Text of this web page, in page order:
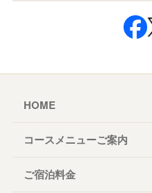
HOME
コースメニューご案内
ご宿泊料金